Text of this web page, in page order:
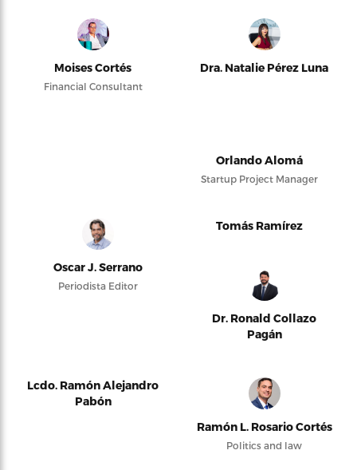
Moises Cortés
Financial Consultant
Dra. Natalie Pérez Luna
Orlando Alomá
Startup Project Manager
Oscar J. Serrano
Periodista Editor
Tomás Ramírez
Dr. Ronald Collazo
Pagán
Lcdo. Ramón Alejandro
Pabón
Ramón L. Rosario Cortés
Politics and law